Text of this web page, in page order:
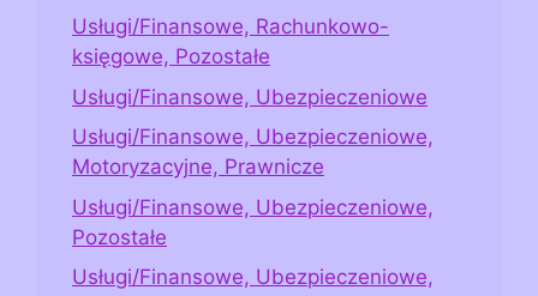
Usługi/Finansowe, Rachunkowo-
księgowe, Pozostałe
Usługi/Finansowe, Ubezpieczeniowe
Usługi/Finansowe, Ubezpieczeniowe,
Motoryzacyjne, Prawnicze
Usługi/Finansowe, Ubezpieczeniowe,
Pozostałe
Usługi/Finansowe, Ubezpieczeniowe,